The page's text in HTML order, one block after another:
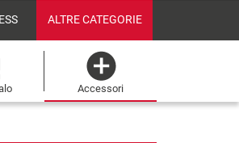
ALTRE CATEGORIE
Accessori